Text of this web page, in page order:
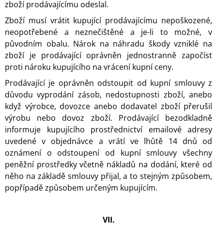
zboží prodávajícímu odeslal.
Zboží musí vrátit kupující prodávajícímu nepoškozené,
neopotřebené a neznečištěné a je-li to možné, v
původním obalu. Nárok na náhradu škody vzniklé na
zboží je prodávající oprávněn jednostranně započíst
proti nároku kupujícího na vrácení kupní ceny.
Prodávající je oprávněn odstoupit od kupní smlouvy z
důvodu vyprodání zásob, nedostupnosti zboží, anebo
když výrobce, dovozce anebo dodavatel zboží přerušil
výrobu nebo dovoz zboží. Prodávající bezodkladně
informuje kupujícího prostřednictví emailové adresy
uvedené v objednávce a vrátí ve lhůtě 14 dnů od
oznámení o odstoupení od kupní smlouvy všechny
peněžní prostředky včetně nákladů na dodání, které od
něho na základě smlouvy přijal, a to stejným způsobem,
popřípadě způsobem určeným kupujícím.
VII.